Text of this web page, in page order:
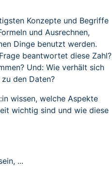
Konzepte und Begriffe
und Ausrechnen,
Dinge benutzt werden.
beantwortet diese Zahl?
Und: Wie verhält sich
den Daten?
wissen, welche Aspekte
wichtig sind und wie diese
...